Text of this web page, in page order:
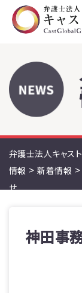
弁護士法人キャス
情報 >新着情報 >
せ
神田事